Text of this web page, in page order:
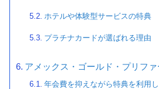
ホテルや体験型サービスの特典
プラチナカードが選ばれる理由
アメックス・ゴールド・プリフ
年会費を抑えながら特典を利用